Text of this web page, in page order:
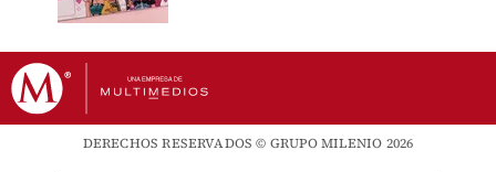
DERECHOS RESERVADOS © GRUPO MILENIO 2026